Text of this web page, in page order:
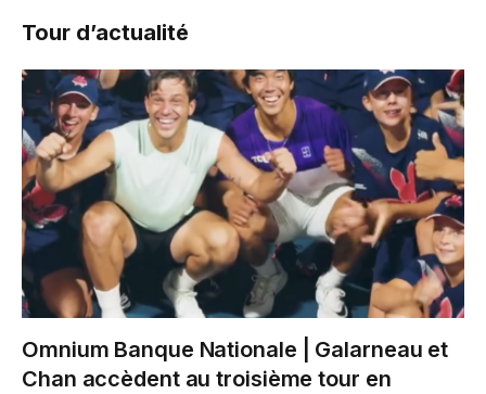
Tour d’actualité
Omnium Banque Nationale | Galarneau et
Chan accèdent au troisième tour en